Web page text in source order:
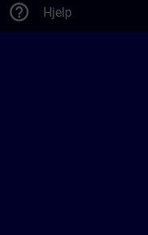
help_outline Hjelp